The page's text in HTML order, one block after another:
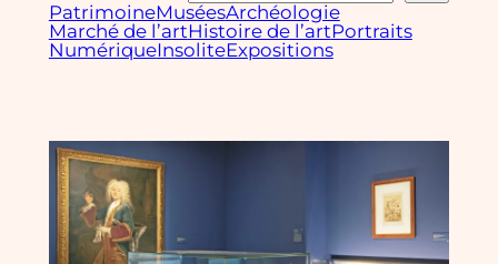
PatrimoineMuséesArchéologie
Marché de l’artHistoire de l’artPortraits
NumériqueInsoliteExpositions